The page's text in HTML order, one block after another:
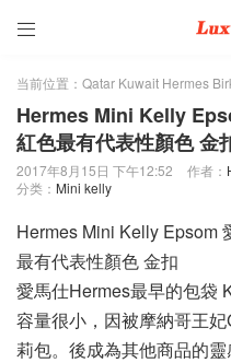

当前位置： Qatar Kuwait Hermes
Hermes Mini Kelly
紅色最有代表性顏色 金
2017年8月15日 下午12:52 作者：
分类： Mini kelly
Hermes Mini Kelly Epsom
最有代表性顏色 金扣
愛馬仕Hermes最早的包袋
容量很小，因被摩納哥王
莉包。後成為其他商品的